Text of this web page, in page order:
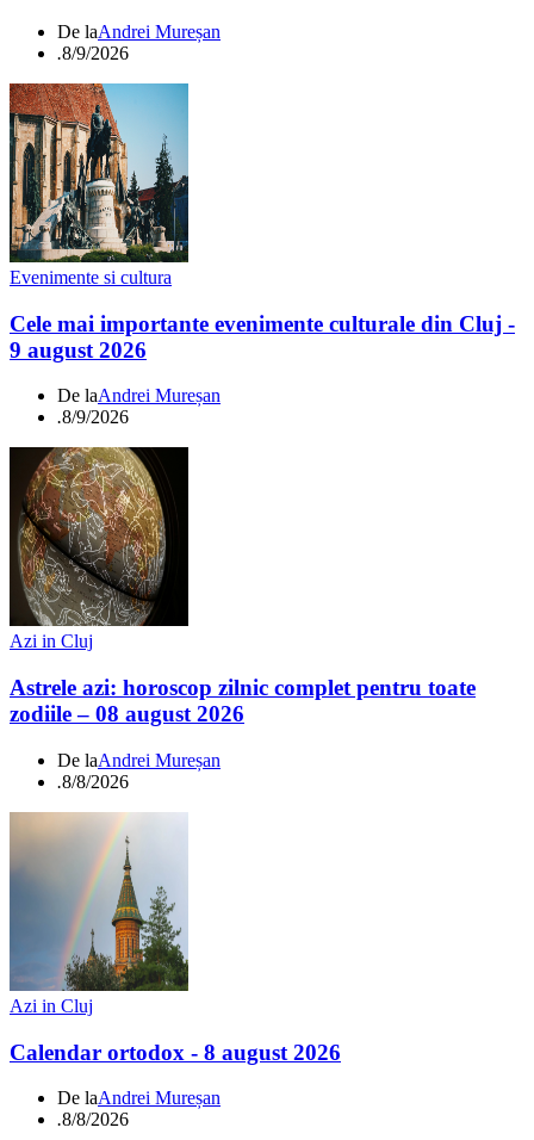
De laAndrei Mureșan
.8/9/2026
Evenimente si cultura
Cele mai importante evenimente culturale din Cluj -
9 august 2026
De laAndrei Mureșan
.8/9/2026
Azi in Cluj
Astrele azi: horoscop zilnic complet pentru toate
zodiile – 08 august 2026
De laAndrei Mureșan
.8/8/2026
Azi in Cluj
Calendar ortodox - 8 august 2026
De laAndrei Mureșan
.8/8/2026